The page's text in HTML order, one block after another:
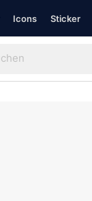
Icons Sticker